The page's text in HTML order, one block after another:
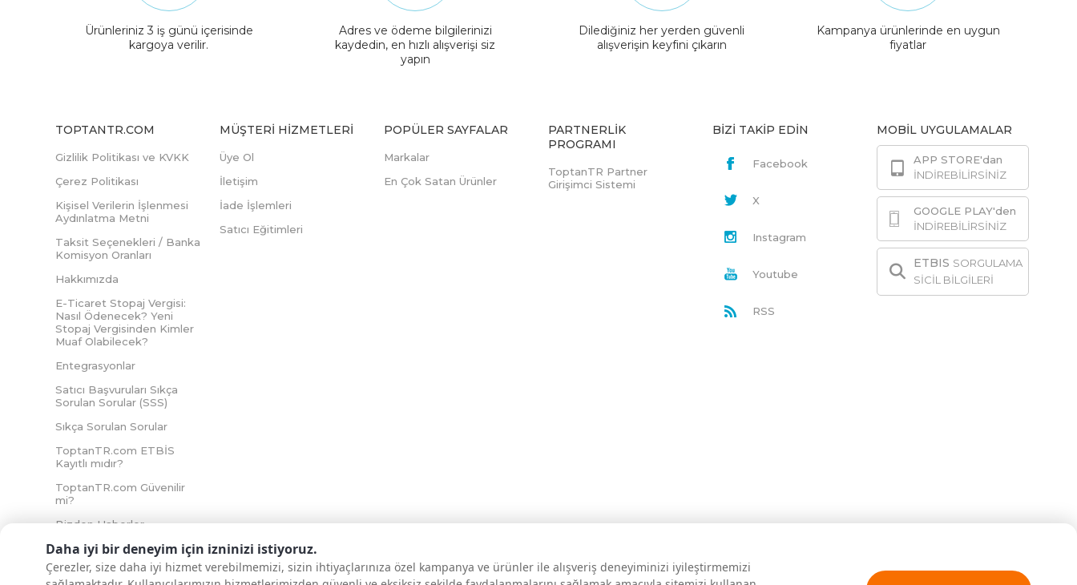
Daha iyi bir deneyim için izninizi istiyoruz.
Çerezler, size daha iyi hizmet verebilmemizi, sizin ihtiyaçlarınıza özel kampanya ve ürünler ile alışveriş deneyiminizi iyileştirmemizi
Ürünleriniz 3 iş günü içerisinde
kargoya verilir.
Adres ve ödeme bilgilerinizi
kaydedin, en hızlı alışverişi siz
yapın
Dilediğiniz her yerden güvenli
alışverişin keyfini çıkarın
Kampanya ürünlerinde en uygun
fiyatlar
TOPTANTR.COM
Gizlilik Politikası ve KVKK
Çerez Politikası
Kişisel Verilerin İşlenmesi
Aydınlatma Metni
Taksit Seçenekleri / Banka
Komisyon Oranları
Hakkımızda
E-Ticaret Stopaj Vergisi:
Nasıl Ödenecek? Yeni
Stopaj Vergisinden Kimler
Muaf Olabilecek?
Entegrasyonlar
Satıcı Başvuruları Sıkça
Sorulan Sorular (SSS)
Sıkça Sorulan Sorular
ToptanTR.com ETBİS
Kayıtlı mıdır?
ToptanTR.com Güvenilir
mi?
Bizden Haberler
MÜŞTERI HIZMETLERI
Üye Ol
İletişim
İade İşlemleri
Satıcı Eğitimleri
POPÜLER SAYFALAR
Markalar
En Çok Satan Ürünler
PARTNERLIK
PROGRAMI
ToptanTR Partner
Girişimci Sistemi
BİZİ TAKİP EDİN
Facebook
X
Instagram
Youtube
RSS
MOBİL UYGULAMALAR
APP STORE'dan
İNDİREBİLİRSİNİZ
GOOGLE PLAY'den
İNDİREBİLİRSİNİZ
ETBIS SORGULAMA
SİCİL BİLGİLERİ